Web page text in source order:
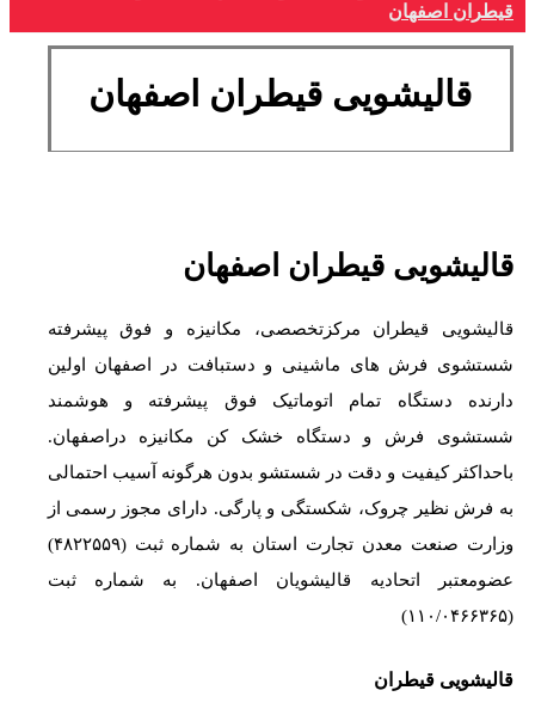
قیطران اصفهان
قالیشویی قیطران اصفهان
قالیشویی قیطران اصفهان
قالیشویی قیطران مرکزتخصصی، مکانیزه و فوق پیشرفته
شستشوی فرش های ماشینی و دستبافت در اصفهان اولین
دارنده دستگاه تمام اتوماتیک فوق پیشرفته و هوشمند
شستشوی فرش و دستگاه خشک کن مکانیزه دراصفهان.
باحداکثر کیفیت و دقت در شستشو بدون هرگونه آسیب احتمالی
به فرش نظیر چروک، شکستگی و پارگی. دارای مجوز رسمی از
وزارت صنعت معدن تجارت استان به شماره ثبت (۴۸۲۲۵۵۹)
عضومعتبر اتحادیه قالیشویان اصفهان. به شماره ثبت
(۱۱۰/۰۴۶۶۳۶۵)
قالیشویی قیطران